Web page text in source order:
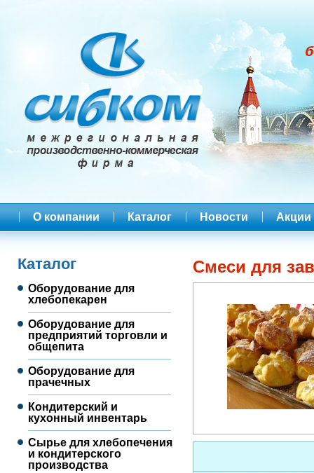
О компании Каталог Новости Акции
Каталог
Оборудование для
хлебопекарен
Оборудование для
предприятий торговли и
общепита
Оборудование для
прачечных
Кондитерский и
кухонный инвентарь
Сырье для хлебопечения
и кондитерского
производства
Смеси для